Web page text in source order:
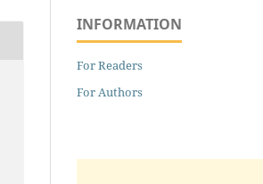
INFORMATION
For Readers
For Authors